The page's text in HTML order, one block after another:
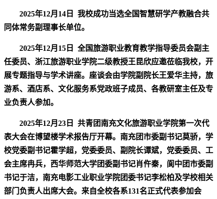
2025年12月14日 我校成功当选全国智慧研学产教融合共
同体常务副理事长单位。
2025年12月15日 全国旅游职业教育教学指导委员会副主
任委员、浙江旅游职业学院二级教授王昆欣应邀莅临我校，开
展专题指导与学术讲座。座谈会由学院副院长王爱华主持，旅
游系、酒店系、文化服务系党政班子成员、各教研室主任及专
业负责人参加。
2025年12月23日 共青团南充文化旅游职业学院第一次代
表大会在博望楼学术报告厅开幕。南充团市委副书记莫骄，学
校党委副书记霍学超，党委委员、副院长谭斌，党委委员、工
会主席冉兵，西华师范大学团委副书记肖仵秦，阆中团市委副
书记于洁，南充电影工业职业学院团委书记李松柏及学校相关
部门负责人出席大会。来自全校各系131名正式代表参加会